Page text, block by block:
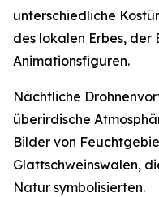
unterschiedliche
des lokalen Erbes,
Animationsfiguren.
Nächtliche
überirdische
Bilder von
Glattschweinswalen,
Natur symbolisierten.